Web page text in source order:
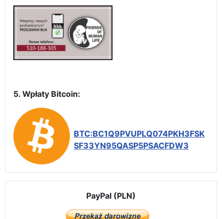
5. Wpłaty Bitcoin:
BTC:BC1Q9PVUPLQ074PKH3FSK
SF33YN95QASP5PSACFDW3
PayPal (PLN)